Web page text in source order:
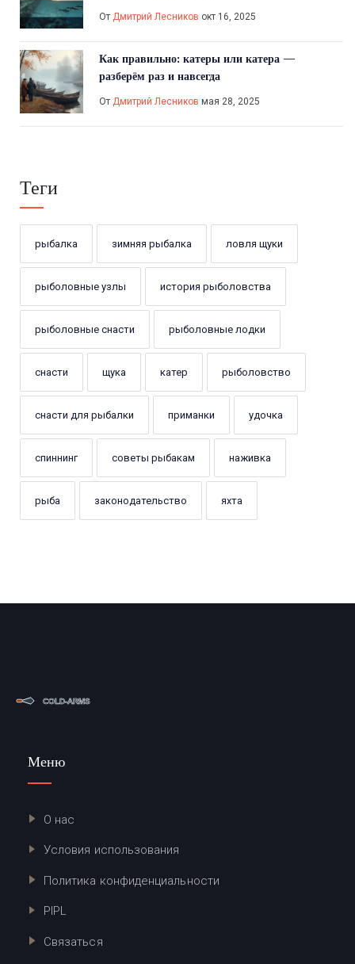
От Дмитрий Лесников окт 16, 2025
Как правильно: катеры или катера —
разберём раз и навсегда
От Дмитрий Лесников мая 28, 2025
Теги
рыбалка зимняя рыбалка ловля щуки
рыболовные узлы история рыболовства
рыболовные снасти рыболовные лодки
снасти щука катер рыболовство
снасти для рыбалки приманки удочка
спиннинг советы рыбакам наживка
рыба законодательство яхта
Меню
О нас
Условия использования
Политика конфиденциальности
PIPL
Связаться